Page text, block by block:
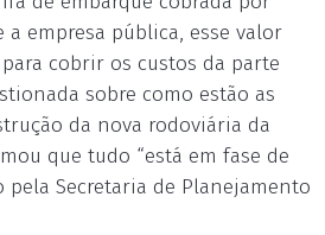
a empresa pública, esse valor
cobrir os custos da parte
sobre como estão as
da nova rodoviária da
que tudo “está em fase de
Secretaria de Planejamento